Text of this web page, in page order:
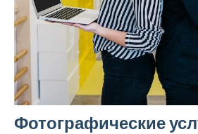
Фотографические